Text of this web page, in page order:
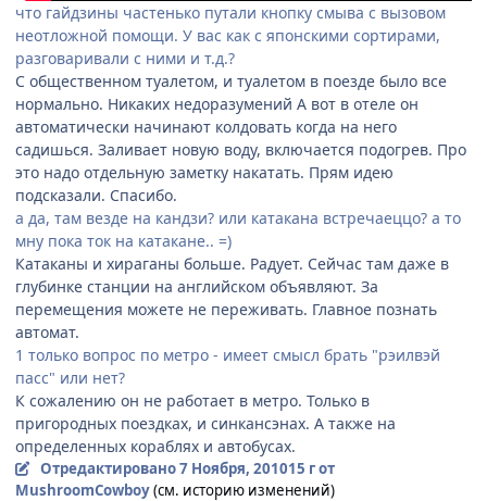
что гайдзины частенько путали кнопку смыва с вызовом
неотложной помощи. У вас как с японскими сортирами,
разговаривали с ними и т.д.?
С общественном туалетом, и туалетом в поезде было все
нормально. Никаких недоразумений А вот в отеле он
автоматически начинают колдовать когда на него
садишься. Заливает новую воду, включается подогрев. Про
это надо отдельную заметку накатать. Прям идею
подсказали. Спасибо.
а да, там везде на кандзи? или катакана встречаеццо? а то
мну пока ток на катакане.. =)
Катаканы и хираганы больше. Радует. Сейчас там даже в
глубинке станции на английском объявляют. За
перемещения можете не переживать. Главное познать
автомат.
1 только вопрос по метро - имеет смысл брать "рэилвэй
пасс" или нет?
К сожалению он не работает в метро. Только в
пригородных поездках, и синкансэнах. А также на
определенных кораблях и автобусах.
Отредактировано7 Ноября, 201015 гот
MushroomCowboy(см. историю изменений)